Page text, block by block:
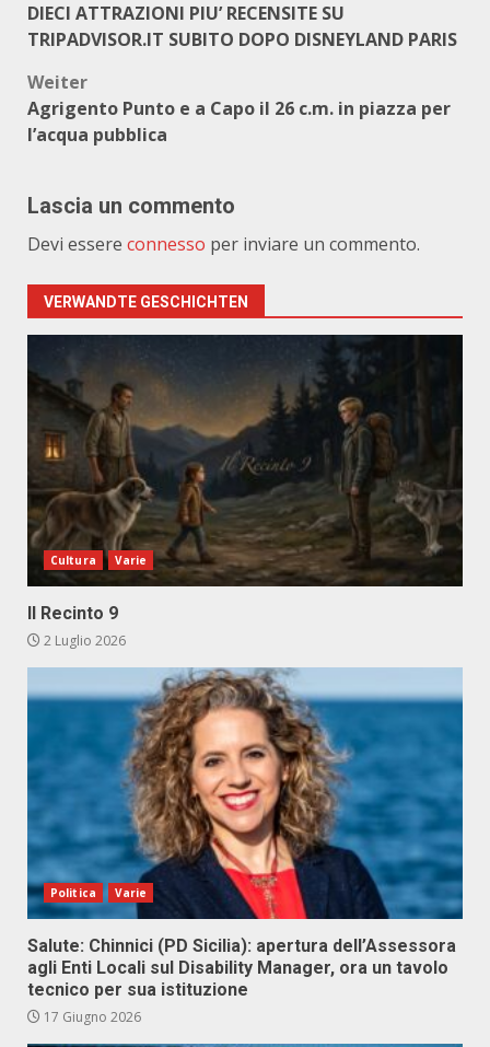
DIECI ATTRAZIONI PIU’ RECENSITE SU
TRIPADVISOR.IT SUBITO DOPO DISNEYLAND PARIS
Weiter
Agrigento Punto e a Capo il 26 c.m. in piazza per
l’acqua pubblica
Lascia un commento
Devi essere connesso per inviare un commento.
VERWANDTE GESCHICHTEN
Cultura Varie
Il Recinto 9
2 Luglio 2026
Politica Varie
Salute: Chinnici (PD Sicilia): apertura dell’Assessora
agli Enti Locali sul Disability Manager, ora un tavolo
tecnico per sua istituzione
17 Giugno 2026